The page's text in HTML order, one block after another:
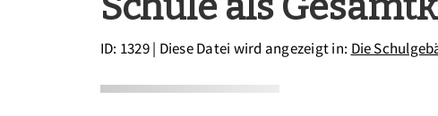
ID: 1329| Diese Datei wird angezeigt in: Die